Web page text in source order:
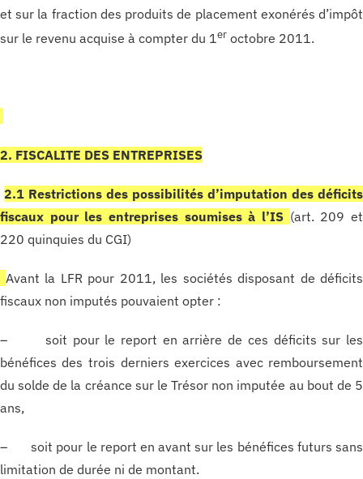
et sur la fraction des produits de placement exonérés d’impôt
sur le revenu acquise à compter du 1eroctobre 2011.
2. FISCALITE DES ENTREPRISES
2.1 Restrictions des possibilités d’imputation des déficits
fiscaux pour les entreprises soumises à l’IS (art. 209 et
220 quinquies du CGI)
Avant la LFR pour 2011, les sociétés disposant de déficits
fiscaux non imputés pouvaient opter :
– soit pour le report en arrière de ces déficits sur les
bénéfices des trois derniers exercices avec remboursement
du solde de la créance sur le Trésor non imputée au bout de 5
ans,
– soit pour le report en avant sur les bénéfices futurs sans
limitation de durée ni de montant.